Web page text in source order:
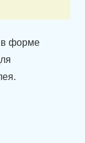
в форме